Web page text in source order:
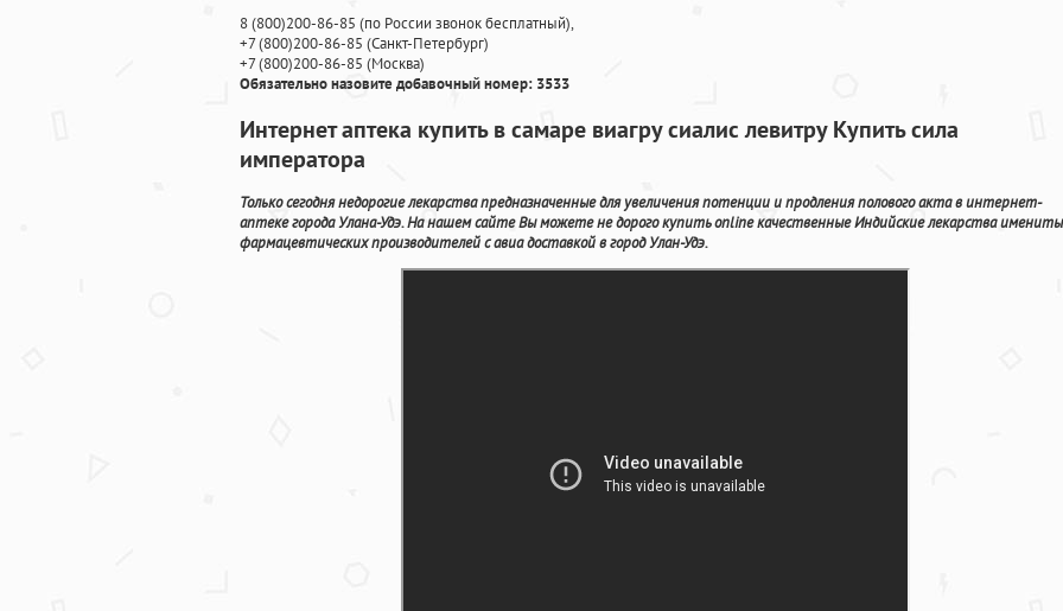
8(800)200-86-85 (по России звонок бесплатный),
+7(800)200-86-85 (Санкт-Петербург)
+7(800)200-86-85 (Москва)
Обязательно назовите добавочный номер: 3533
Интернет аптека купить в самаре виагру сиалис левитру Купить сила
императора
Только сегодня недорогие лекарства предназначенные для увеличения потенции и продления полового акта в интернет-
аптеке города Улана-Удэ. На нашем сайте Вы можете не дорого купить online качественные Индийские лекарства
фармацевтических производителей с авиа доставкой в город Улан-Удэ.